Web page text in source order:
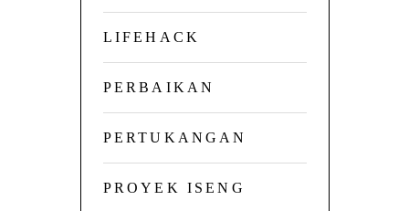
LIFEHACK
PERBAIKAN
PERTUKANGAN
PROYEK ISENG